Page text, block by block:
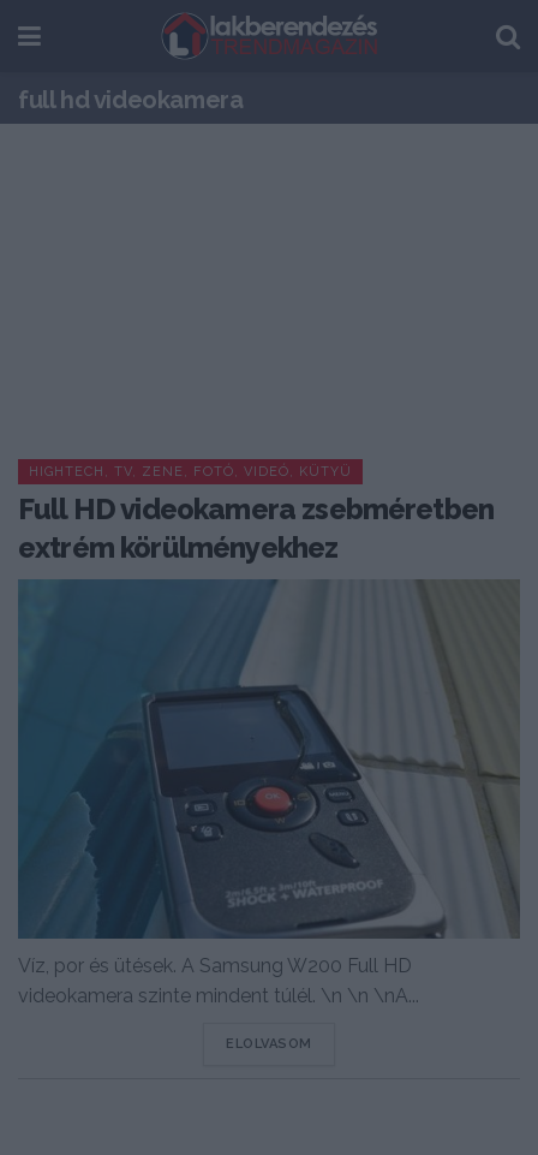
full hd videokamera
HIGHTECH, TV, ZENE, FOTÓ, VIDEÓ, KÜTYÜ
Full HD videokamera zsebméretben
extrém körülményekhez
Víz, por és ütések. A Samsung W200 Full HD
videokamera szinte mindent túlél. \n \n \nA...
ELOLVASOM